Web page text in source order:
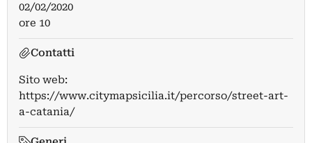
02/02/2020
ore 10
Contatti
Sito web:
https://www.citymapsicilia.it/percorso/street-art-
a-catania/